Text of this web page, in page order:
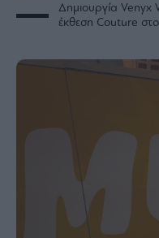
Δημιουργία Venyx
έκθεση Couture